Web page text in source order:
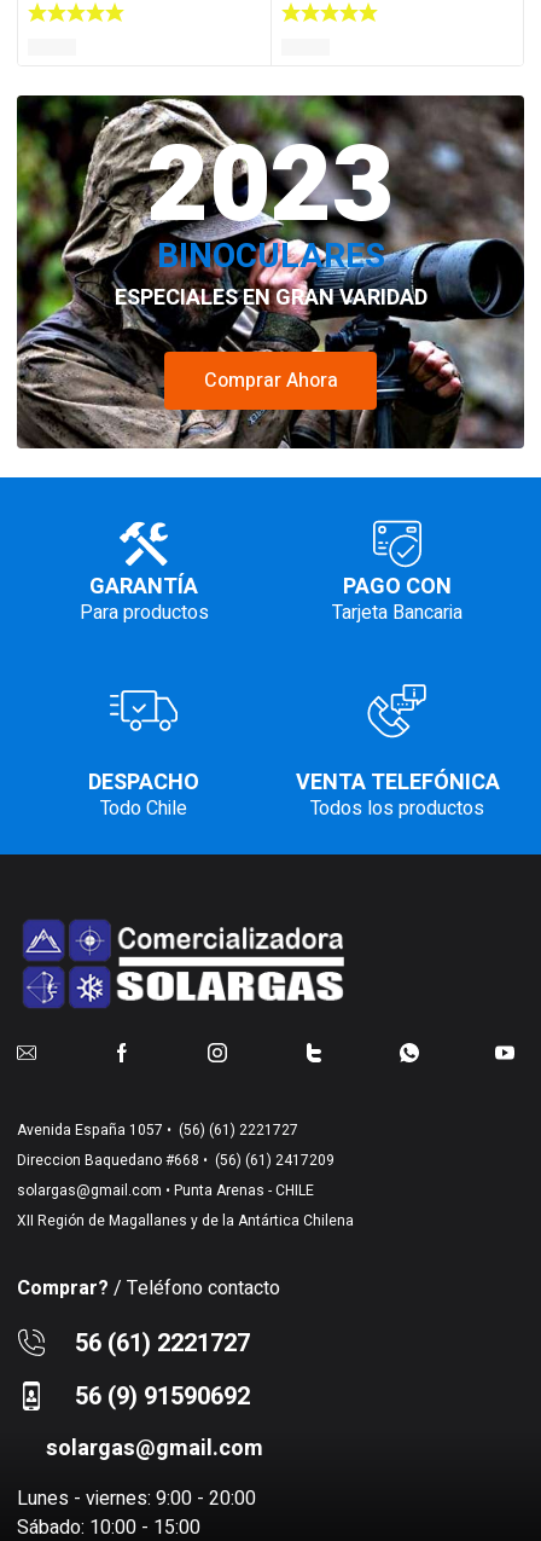
2023
BINOCULARES
ESPECIALES EN GRAN VARIDAD
Comprar Ahora
GARANTÍA
Para productos
PAGO CON
Tarjeta Bancaria
DESPACHO
Todo Chile
VENTA TELEFÓNICA
Todos los productos
Avenida España 1057 • (56) (61) 2221727
Direccion Baquedano #668 • (56) (61) 2417209
solargas@gmail.com • Punta Arenas - CHILE
XII Región de Magallanes y de la Antártica Chilena
Comprar? / Teléfono contacto
56 (61) 2221727
56 (9) 91590692
solargas@gmail.com
Lunes - viernes: 9:00 - 20:00
Sábado: 10:00 - 15:00